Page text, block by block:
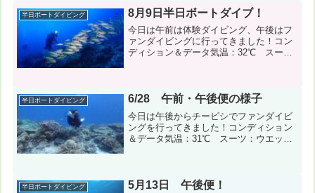
縄田崇１本目：ラビリンス神山島２本
目：ラビリンス神山島今...
半日ボートダイビング 8月9日半日ボートダイブ！
今日は午前は体験ダイビング、午後はフ
ァンダイビングに行ってきました！コン
ディション＆データ気温：32℃ スー
神山島（東ドロッ...
半日ボートダイビング 6/28 午前・午後便の様子
今日は午後からチービシでファンダイビ
ングを行ってきました！コンディション
＆データ気温：31℃ スーツ：ウエット
目：クエフ...
半日ボートダイビング 5月13日 午後便！